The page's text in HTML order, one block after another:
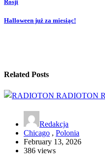
Rosji
Halloween już za miesiąc!
Related Posts
Redakcja
Chicago , Polonia
February 13, 2026
386 views